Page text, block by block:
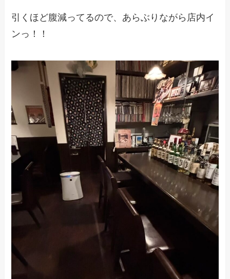
引くほど腹減ってるので、あらぶりながら店内イ
ンっ！！